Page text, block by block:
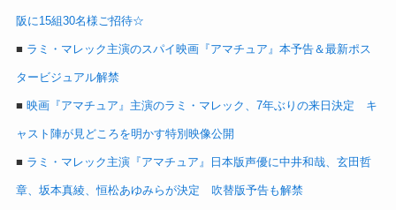
阪に15組30名様ご招待☆
■ ラミ・マレック主演のスパイ映画『アマチュア』本予告＆最新ポス
タービジュアル解禁
■ 映画『アマチュア』主演のラミ・マレック、7年ぶりの来日決定 キ
ャスト陣が見どころを明かす特別映像公開
■ ラミ・マレック主演『アマチュア』日本版声優に中井和哉、玄田哲
章、坂本真綾、恒松あゆみらが決定 吹替版予告も解禁